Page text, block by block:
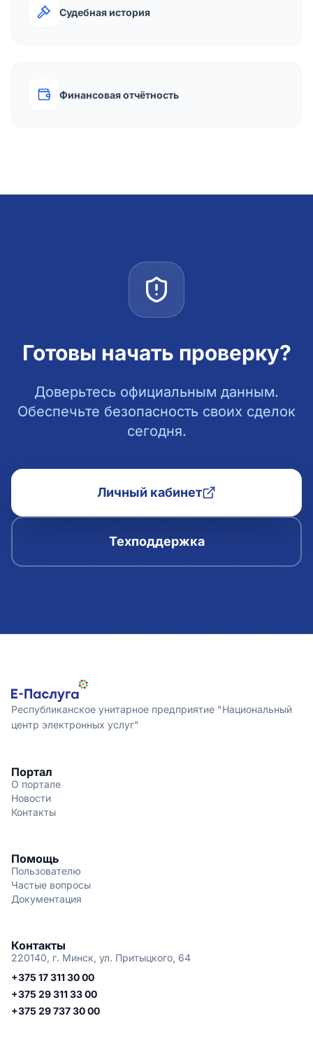
Судебная история
Финансовая отчётность
Готовы начать проверку?
Доверьтесь официальным данным.
Обеспечьте безопасность своих сделок
сегодня.
Личный кабинет
Техподдержка
Республиканское унитарное предприятие "Национальный
центр электронных услуг"
Портал
О портале
Новости
Контакты
Помощь
Пользователю
Частые вопросы
Документация
Контакты
220140, г. Минск, ул. Притыцкого, 64
+375 17 311 30 00
+375 29 311 33 00
+375 29 737 30 00